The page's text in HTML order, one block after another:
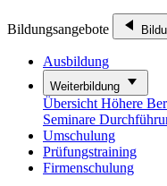
Bildungsangebote
Ausbildung
Weiterbildung
Übersicht Höhere
Seminare
Umschulung
Prüfungstraining
Firmenschulung